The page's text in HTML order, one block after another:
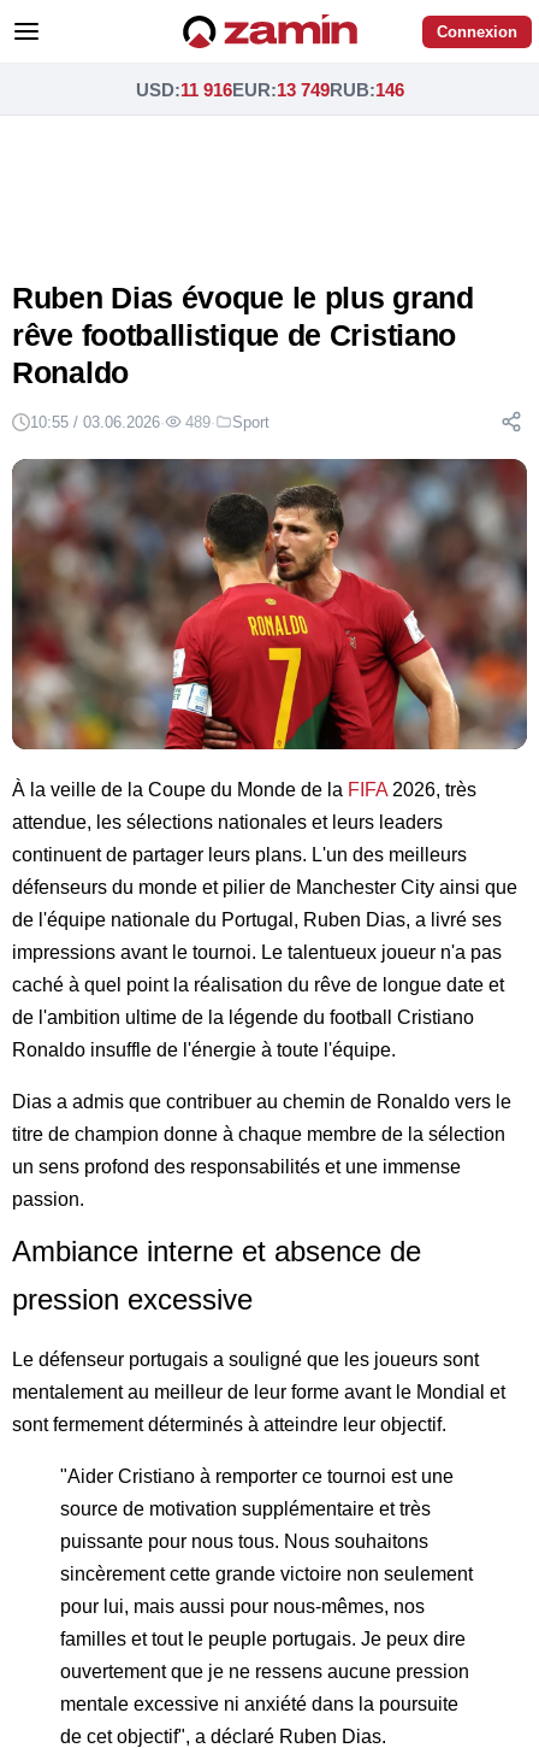
Connexion
USD:11 916EUR:13 749RUB:146
Ruben Dias évoque le plus grand
rêve footballistique de Cristiano
Ronaldo
10:55 / 03.06.2026· 489· Sport
À la veille de la Coupe du Monde de la FIFA 2026, très
attendue, les sélections nationales et leurs leaders
continuent de partager leurs plans. L'un des meilleurs
défenseurs du monde et pilier de Manchester City ainsi que
de l'équipe nationale du Portugal, Ruben Dias, a livré ses
impressions avant le tournoi. Le talentueux joueur n'a pas
caché à quel point la réalisation du rêve de longue date et
de l'ambition ultime de la légende du football Cristiano
Ronaldo insuffle de l'énergie à toute l'équipe.
Dias a admis que contribuer au chemin de Ronaldo vers le
titre de champion donne à chaque membre de la sélection
un sens profond des responsabilités et une immense
passion.
Ambiance interne et absence de
pression excessive
Le défenseur portugais a souligné que les joueurs sont
mentalement au meilleur de leur forme avant le Mondial et
sont fermement déterminés à atteindre leur objectif.
"Aider Cristiano à remporter ce tournoi est une
source de motivation supplémentaire et très
puissante pour nous tous. Nous souhaitons
sincèrement cette grande victoire non seulement
pour lui, mais aussi pour nous-mêmes, nos
familles et tout le peuple portugais. Je peux dire
ouvertement que je ne ressens aucune pression
mentale excessive ni anxiété dans la poursuite
de cet objectif", a déclaré Ruben Dias.